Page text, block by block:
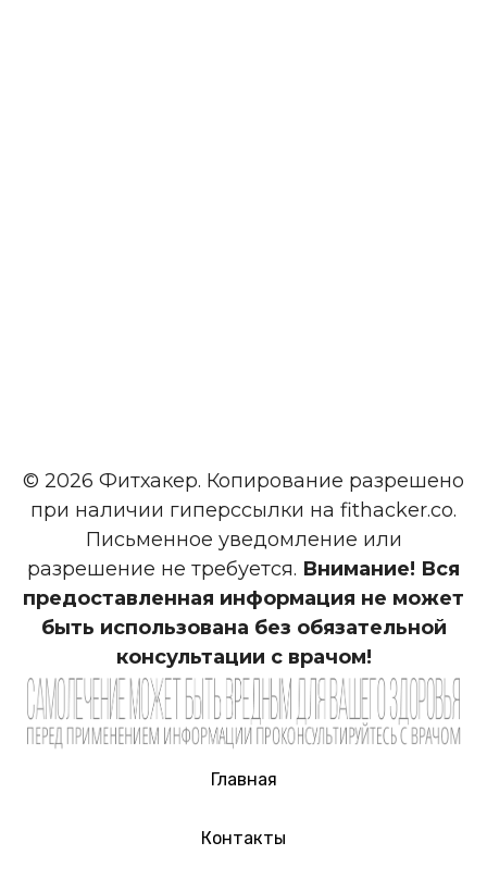
© 2026 Фитхакер. Копирование разрешено
при наличии гиперссылки на fithacker.co.
Письменное уведомление или
разрешение не требуется. Внимание! Вся
предоставленная информация не может
быть использована без обязательной
консультации с врачом!
Главная
Контакты